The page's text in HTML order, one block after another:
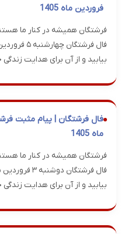
فروردین ماه 1405
فرشتگان همیشه در کنار ما
بیابید و از آن برای هدایت
ماه 1405
فرشتگان همیشه در کنار ما
بیابید و از آن برای هدایت